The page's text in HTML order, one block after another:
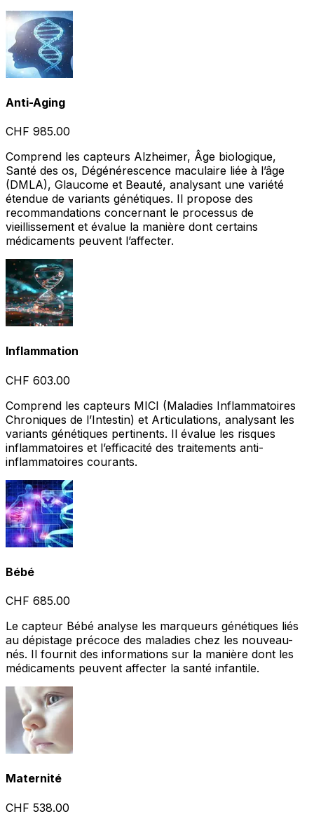
Anti-Aging
CHF 985.00
Comprend les capteurs Alzheimer, Âge biologique,
Santé des os, Dégénérescence maculaire liée à l’âge
(DMLA), Glaucome et Beauté, analysant une variété
étendue de variants génétiques. Il propose des
recommandations concernant le processus de
vieillissement et évalue la manière dont certains
médicaments peuvent l’affecter.
Inflammation
CHF 603.00
Comprend les capteurs MICI (Maladies Inflammatoires
Chroniques de l’Intestin) et Articulations, analysant les
variants génétiques pertinents. Il évalue les risques
inflammatoires et l’efficacité des traitements anti-
inflammatoires courants.
Bébé
CHF 685.00
Le capteur Bébé analyse les marqueurs génétiques liés
au dépistage précoce des maladies chez les nouveau-
nés. Il fournit des informations sur la manière dont les
médicaments peuvent affecter la santé infantile.
Maternité
CHF 538.00